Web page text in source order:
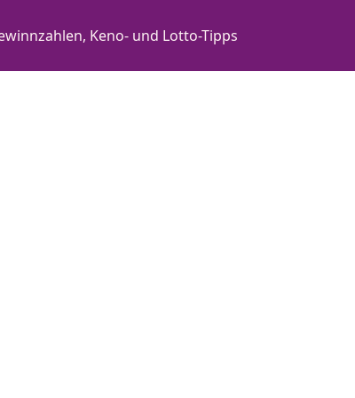
Keno- und Lotto-Tipps